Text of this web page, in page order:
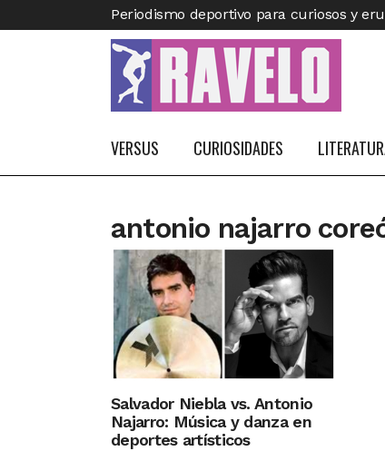
Periodismo deportivo para curiosos y
VERSUS CURIOSIDADES
antonio najarro
Salvador Niebla vs. Antonio
Najarro: Música y danza en
deportes artísticos